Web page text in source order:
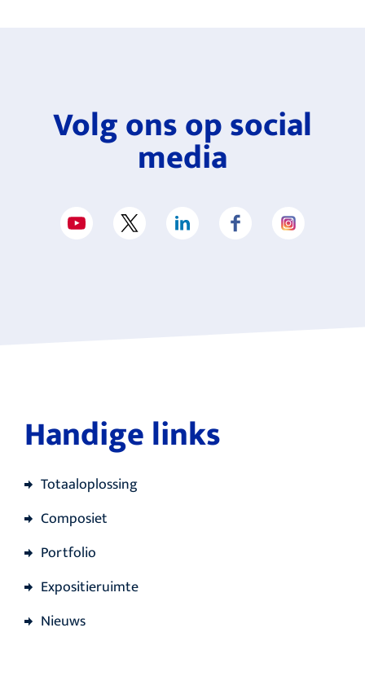
Volg ons op social
media
Handige links
Totaaloplossing
Composiet
Portfolio
Expositieruimte
Nieuws